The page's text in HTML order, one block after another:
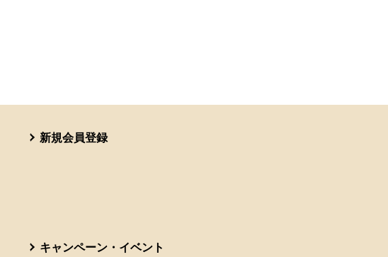
新規会員登録
キャンペーン・イベント